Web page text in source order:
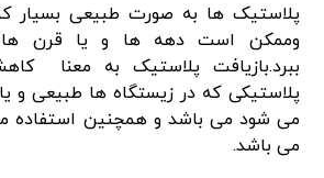
پلاستیک ها به صورت طبیعی بسیار
وممکن است دهه ها و یا قرن ها
ببرد.بازیافت پلاستیک به معنا
پلاستیکی که در زیستگاه ها طبیعی و یا
می شود می باشد و همچنین استفاده
می باشد.